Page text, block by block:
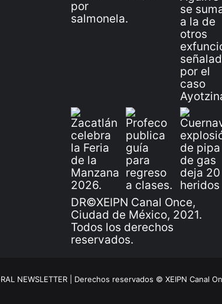
DR©XEIPN Canal Once,
Ciudad de México, 2021.
Todos los derechos
reservados.
NEWSLETTER | Derechos reservados © XEIPN Canal